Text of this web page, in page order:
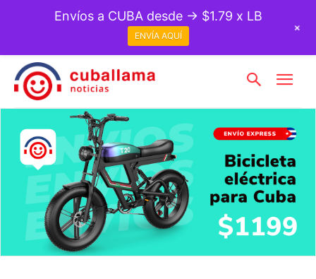
Envíos a CUBA desde → $1.79 x LB
ENVÍA AQUÍ
+